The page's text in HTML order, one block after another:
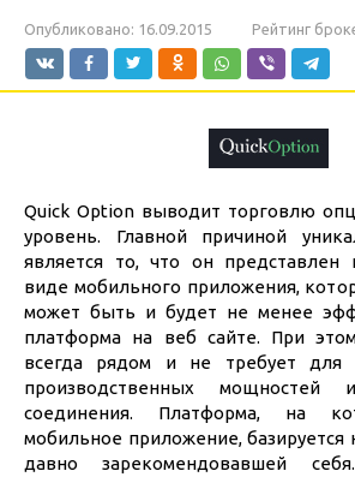
Опубликовано: 16.09.2015 Рейтинг
Quick Option выводит торговлю
уровень. Главной причиной
является то, что он представлен
виде мобильного приложения,
может быть и будет не менее
платформа на веб сайте. При
всегда рядом и не требует для
производственных мощностей
соединения. Платформа, на
мобильное приложение, базируется
давно зарекомендовавшей